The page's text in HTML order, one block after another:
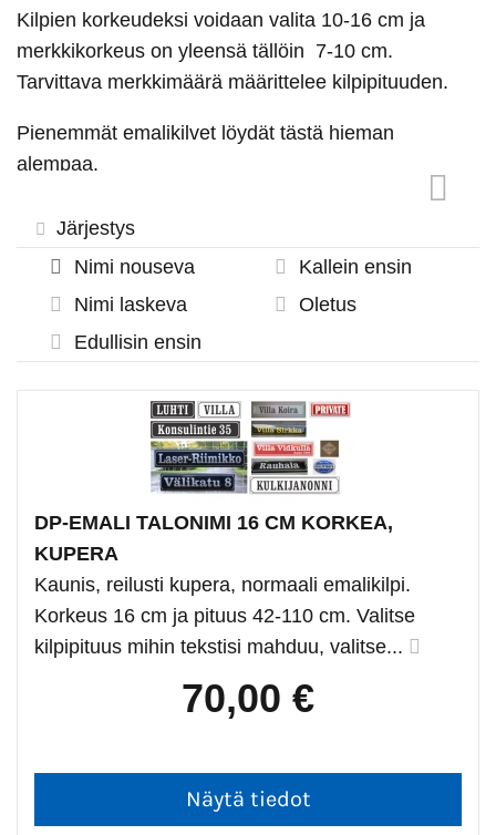
Kilpien korkeudeksi voidaan valita 10-16 cm ja
merkkikorkeus on yleensä tällöin 7-10 cm.
Tarvittava merkkimäärä määrittelee kilpipituuden.
Pienemmät emalikilvet löydät tästä hieman
alempaa.
Järjestys
Nimi nouseva
Nimi laskeva
Edullisin ensin
Kallein ensin
Oletus
DP-EMALI TALONIMI 16 CM KORKEA,
KUPERA
Kaunis, reilusti kupera, normaali emalikilpi.
Korkeus 16 cm ja pituus 42-110 cm. Valitse
kilpipituus mihin tekstisi mahduu, valitse...
70,00 €